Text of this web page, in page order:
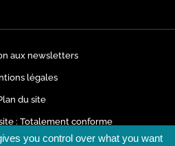
aux newsletters
légales
du site
: Totalement conforme
personnelles
you control over what you want